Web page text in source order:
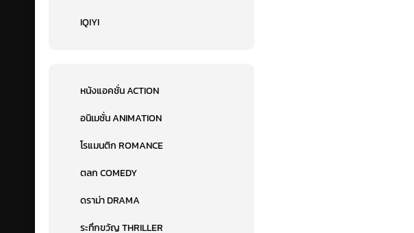
IQIYI
หนังแอคชั่น ACTION
อนิเมชั่น ANIMATION
โรแมนติก ROMANCE
ตลก COMEDY
ดราม่า DRAMA
ระทึกขวัญ THRILLER